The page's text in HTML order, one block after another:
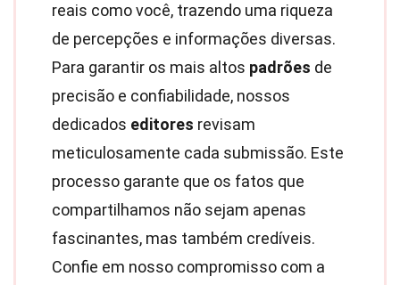
reais como você, trazendo uma riqueza
de percepções e informações diversas.
Para garantir os mais altos padrões de
precisão e confiabilidade, nossos
dedicados editores revisam
meticulosamente cada submissão. Este
processo garante que os fatos que
compartilhamos não sejam apenas
fascinantes, mas também credíveis.
Confie em nosso compromisso com a